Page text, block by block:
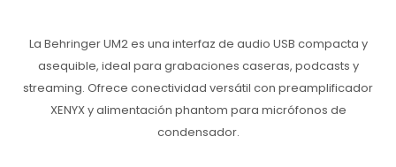
La Behringer UM2 es una interfaz de audio USB compacta y
asequible, ideal para grabaciones caseras, podcasts y
streaming. Ofrece conectividad versátil con preamplificador
XENYX y alimentación phantom para micrófonos de
condensador.